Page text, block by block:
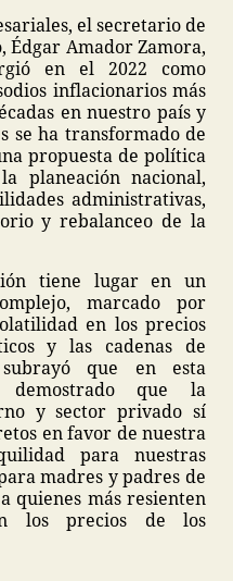
el secretario de
Édgar Amador Zamora,
en el 2022 como
inflacionarios más
en nuestro país y
se ha transformado de
propuesta de política
planeación nacional,
administrativas,
y rebalanceo de la
tiene lugar en un
marcado por
en los precios
y las cadenas de
que en esta
demostrado que la
y sector privado sí
en favor de nuestra
para nuestras
madres y padres de
quienes más resienten
los precios de los